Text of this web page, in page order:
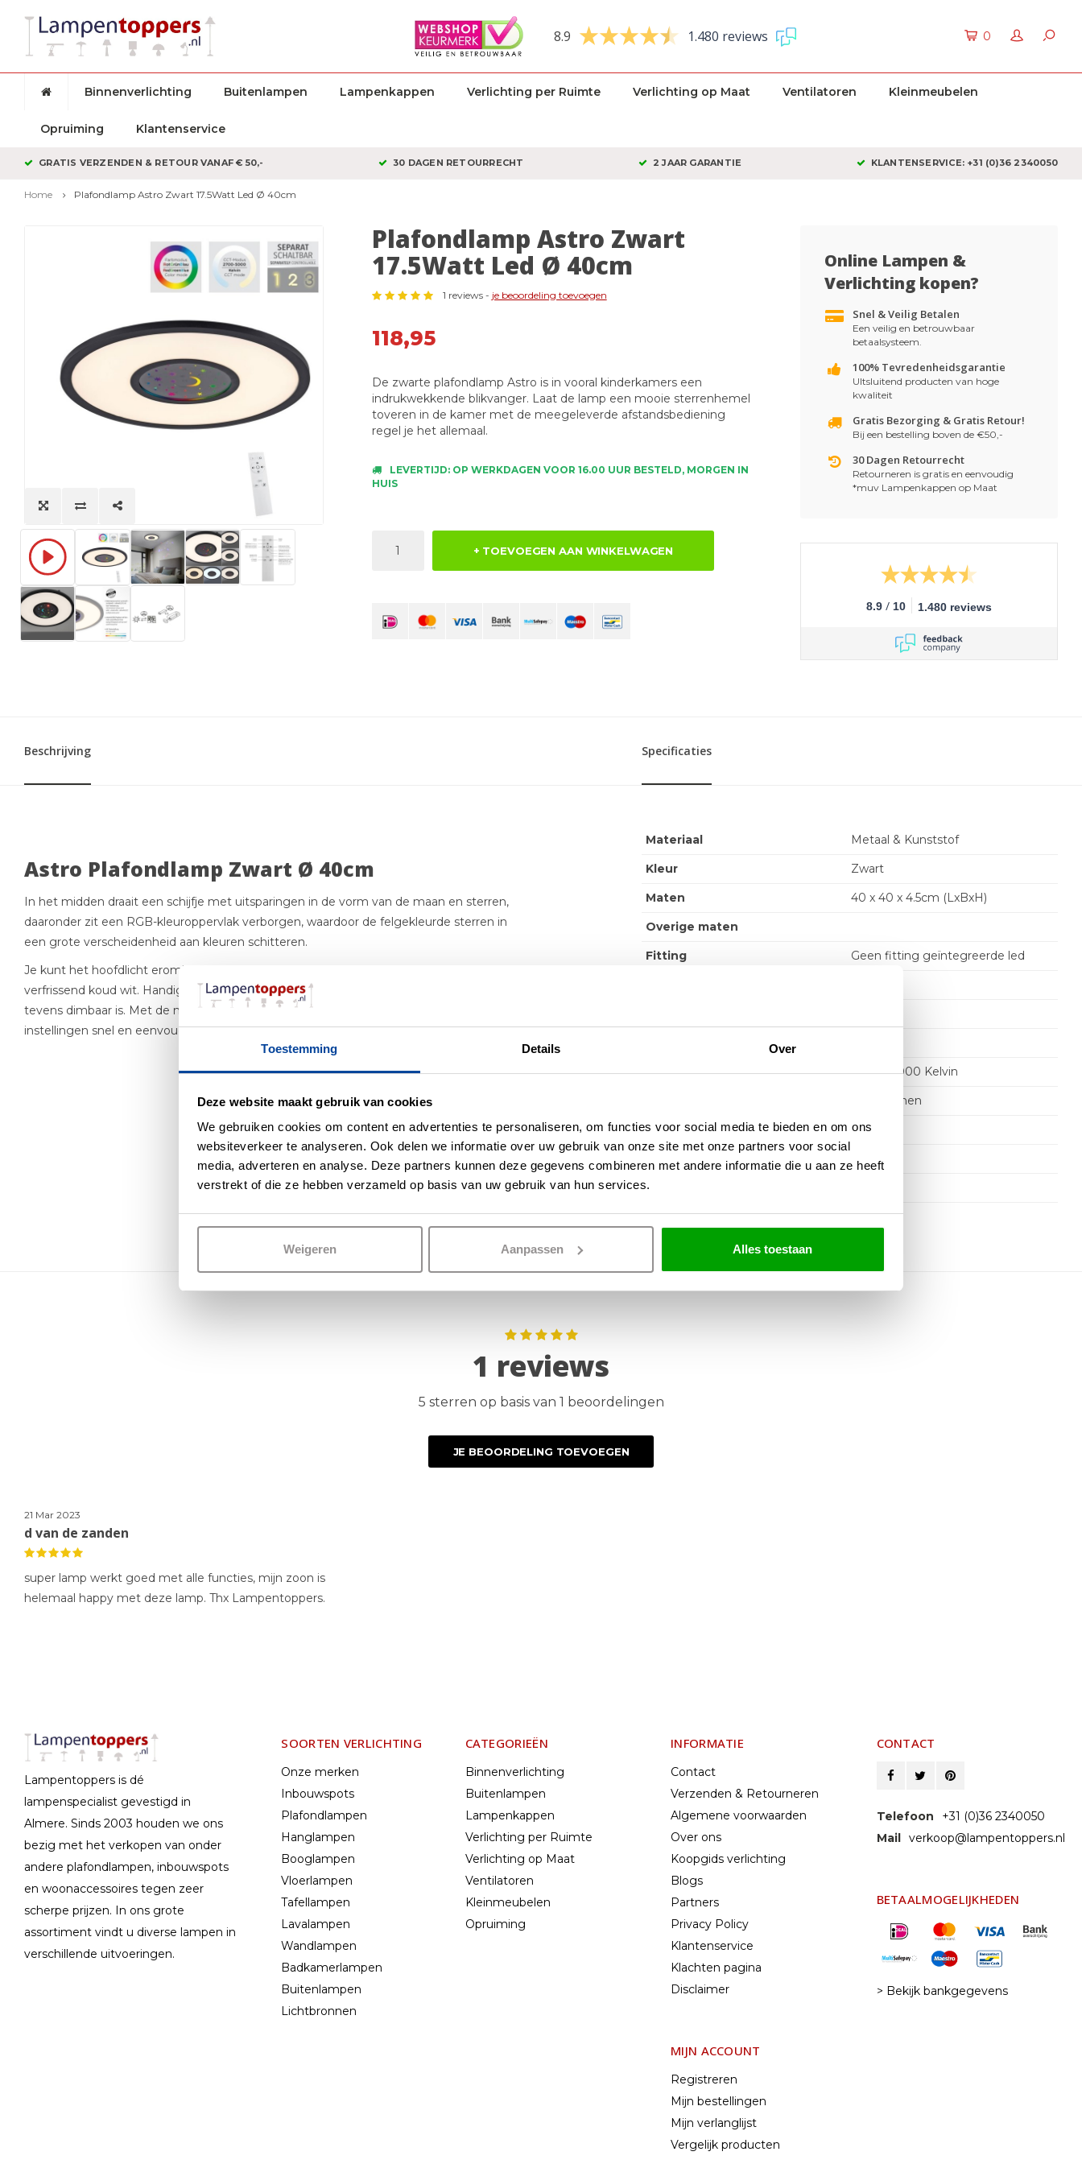
Toestemming Details Over
Deze website maakt gebruik van cookies
We gebruiken cookies om content en advertenties te personaliseren, om functies voor social media te bieden en om ons
websiteverkeer te analyseren. Ook delen we informatie over uw gebruik van onze site met onze partners voor social
media, adverteren en analyse. Deze partners kunnen deze gegevens combineren met andere informatie die u aan ze heeft
verstrekt of die ze hebben verzameld op basis van uw gebruik van hun services.
Weigeren Aanpassen Alles toestaan
8.9 1.480 reviews 0
Binnenverlichting Buitenlampen Lampenkappen Verlichting per Ruimte Verlichting op Maat Ventilatoren Kleinmeubelen
Opruiming Klantenservice
GRATIS VERZENDEN & RETOUR VANAF € 50,- 30 DAGEN RETOURRECHT 2 JAAR GARANTIE KLANTENSERVICE: +31 (0)36 2340050
Home Plafondlamp Astro Zwart 17.5Watt Led Ø 40cm
Plafondlamp Astro Zwart
17.5Watt Led Ø 40cm
1 reviews - je beoordeling toevoegen
118,95
De zwarte plafondlamp Astro is in vooral kinderkamers een
indrukwekkende blikvanger. Laat de lamp een mooie sterrenhemel
toveren in de kamer met de meegeleverde afstandsbediening
regel je het allemaal.
LEVERTIJD: OP WERKDAGEN VOOR 16.00 UUR BESTELD, MORGEN IN
HUIS
+ TOEVOEGEN AAN WINKELWAGEN
Online Lampen &
Verlichting kopen?
Snel & Veilig Betalen
Een veilig en betrouwbaar
betaalsysteem.
100% Tevredenheidsgarantie
UItsluitend producten van hoge
kwaliteit
Gratis Bezorging & Gratis Retour!
Bij een bestelling boven de €50,-
30 Dagen Retourrecht
Retourneren is gratis en eenvoudig
*muv Lampenkappen op Maat
8.9 / 10 1.480 reviews
Beschrijving Specificaties
Astro Plafondlamp Zwart Ø 40cm
In het midden draait een schijfje met uitsparingen in de vorm van de maan en sterren,
daaronder zit een RGB-kleuroppervlak verborgen, waardoor de felgekleurde sterren in
een grote verscheidenheid aan kleuren schitteren.
Je kunt het hoofdlicht eromheen verlichten van gezellig warm wit, neutraal wit of tot
verfrissend koud wit. Handig is dat de plafondlamp apart geschakeld kan worden en
tevens dimbaar is. Met de meegeleverde draadloze afstandsbediening regel je alle
instellingen snel en eenvoudig vanuit je luie stoel of bed.
Materiaal
Metaal & Kunststof
Kleur
Zwart
Maten
40 x 40 x 4.5cm (LxBxH)
Overige maten
Fitting
Geen fitting geïntegreerde led
Lichtkleur
2700 - 5000 Kelvin
1050 Lumen
IP waarde
IP20
Incl. Snoer & Stekker
Nee
Dimbaar
Incl. dimmer
Ja
1 reviews
5 sterren op basis van 1 beoordelingen
JE BEOORDELING TOEVOEGEN
21 Mar 2023
d van de zanden
super lamp werkt goed met alle functies, mijn zoon is
helemaal happy met deze lamp. Thx Lampentoppers.
Lampentoppers is dé
lampenspecialist gevestigd in
Almere. Sinds 2003 houden we ons
bezig met het verkopen van onder
andere plafondlampen, inbouwspots
en woonaccessoires tegen zeer
scherpe prijzen. In ons grote
assortiment vindt u diverse lampen in
verschillende uitvoeringen.
SOORTEN VERLICHTING
Onze merken
Inbouwspots
Plafondlampen
Hanglampen
Booglampen
Vloerlampen
Tafellampen
Lavalampen
Wandlampen
Badkamerlampen
Buitenlampen
Lichtbronnen
CATEGORIEËN
Binnenverlichting
Buitenlampen
Lampenkappen
Verlichting per Ruimte
Verlichting op Maat
Ventilatoren
Kleinmeubelen
Opruiming
INFORMATIE
Contact
Verzenden & Retourneren
Algemene voorwaarden
Over ons
Koopgids verlichting
Blogs
Partners
Privacy Policy
Klantenservice
Klachten pagina
Disclaimer
MIJN ACCOUNT
Registreren
Mijn bestellingen
Mijn verlanglijst
Vergelijk producten
CONTACT
Telefoon
+31 (0)36 2340050
Mail verkoop@lampentoppers.nl
BETAALMOGELIJKHEDEN
> Bekijk bankgegevens